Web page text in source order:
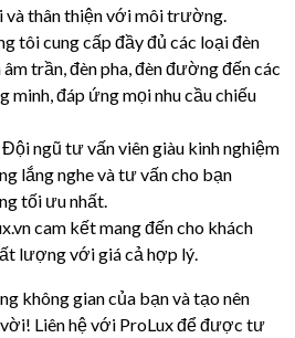
thân thiện với môi trường.
tôi cung cấp đầy đủ các loại đèn
trần, đèn pha, đèn đường đến các
minh, đáp ứng mọi nhu cầu chiếu
Đội ngũ tư vấn viên giàu kinh nghiệm
lắng nghe và tư vấn cho bạn
tối ưu nhất.
cam kết mang đến cho khách
lượng với giá cả hợp lý.
không gian của bạn và tạo nên
Liên hệ với ProLux để được tư